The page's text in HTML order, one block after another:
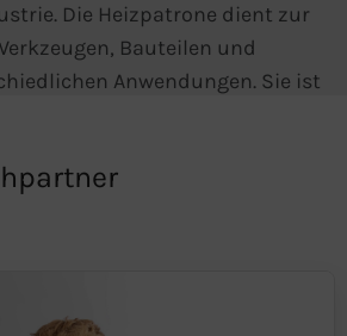
Die Heizpatrone dient zur
Bauteilen und
Anwendungen. Sie ist
werden, um eine